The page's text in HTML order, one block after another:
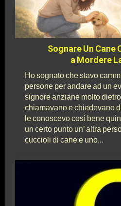
Sognare Un Cane
a Mordere
Ho sognato che stavo
persone per andare ad un
signore anziane molto
chiamavano e chiedevano
le conoscevo così bene
un certo punto un’ altra
cuccioli di cane e uno...